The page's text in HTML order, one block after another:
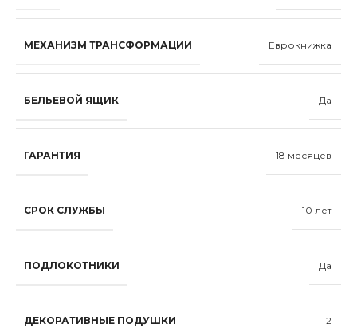
МЕХАНИЗМ ТРАНСФОРМАЦИИ Еврокнижка
БЕЛЬЕВОЙ ЯЩИК Да
ГАРАНТИЯ 18 месяцев
СРОК СЛУЖБЫ 10 лет
ПОДЛОКОТНИКИ Да
ДЕКОРАТИВНЫЕ ПОДУШКИ 2